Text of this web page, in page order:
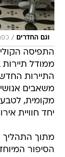
וגם החדרים /
התפיסה
ממודל
התיירות
משאבים
מקומית,
יחד חוויית
מתוך
הסיפור